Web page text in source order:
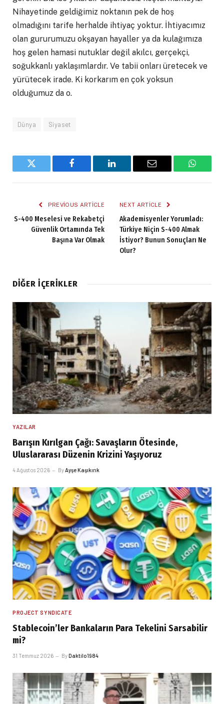
Nihayetinde geldiğimiz noktanın pek de hoş
olmadığını tarife herhalde ihtiyaç yoktur. İhtiyacımız
olan gururumuzu okşayan hayaller ya da kulağımıza
hoş gelen hamasi nutuklar değil akılcı, gerçekçi,
soğukkanlı yaklaşımlardır. Ve tabii onları üretecek ve
yürütecek irade. Ki korkarım en çok yoksun
olduğumuz da o.
Dünya Siyaset
Twitter Facebook LinkedIn Email
PREVIOUS ARTICLE
S-400 Meselesi ve Rekabetçi
Güvenlik Ortamında Tek
Başına Var Olmak
NEXT ARTICLE
Akademisyenler Yorumladı:
Türkiye Niçin S-400 Almak
İstiyor? Bunun Sonuçları Ne
Olur?
DIĞER İÇERIKLER
YAZILAR
Barışın Kırılgan Çağı: Savaşların Ötesinde,
Uluslararası Düzenin Krizini Yaşıyoruz
4 Ağustos 2026 ByAyşe Kaşıkırık
PROJECT SYNDICATE
Stablecoin’ler Bankaların Para Tekelini Sarsabilir
mi?
31 Temmuz 2026 ByDaktilo1984